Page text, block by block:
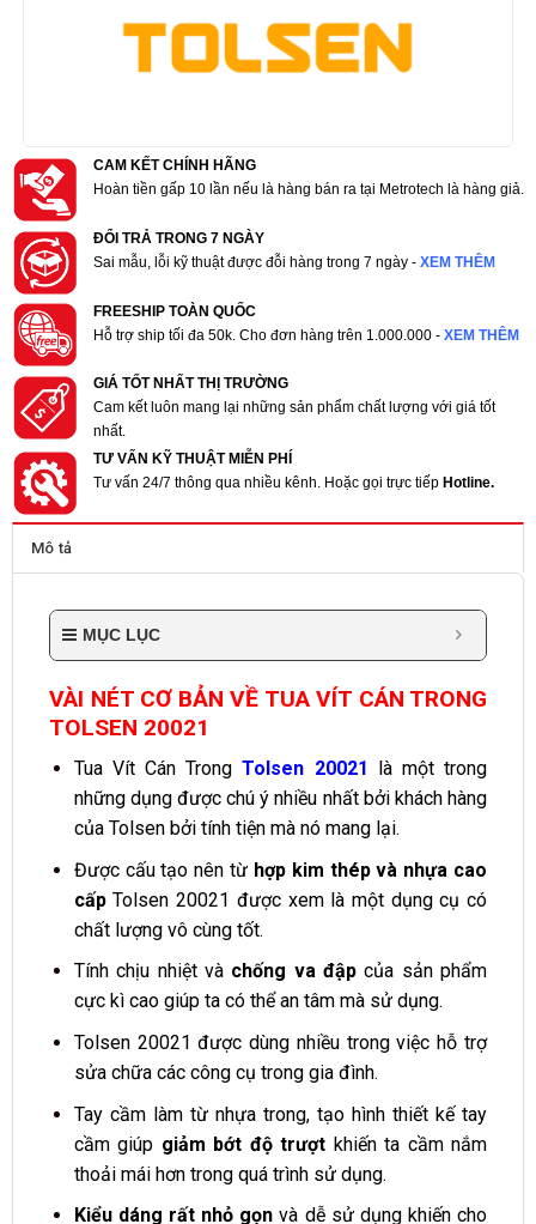
CAM KẾT CHÍNH HÃNG
Hoàn tiền gấp 10 lần nếu là hàng bán ra tại Metrotech là hàng giả.
ĐỔI TRẢ TRONG 7 NGÀY
Sai mẫu, lỗi kỹ thuật được đỗi hàng trong 7 ngày - XEM THÊM
FREESHIP TOÀN QUỐC
Hỗ trợ ship tối đa 50k. Cho đơn hàng trên 1.000.000 - XEM THÊM
GIÁ TỐT NHẤT THỊ TRƯỜNG
Cam kết luôn mang lại những sản phẩm chất lượng với giá tốt
nhất.
TƯ VẤN KỸ THUẬT MIỄN PHÍ
Tư vấn 24/7 thông qua nhiều kênh. Hoặc gọi trực tiếp Hotline.
Mô tả
MỤC LỤC
VÀI NÉT CƠ BẢN VỀ TUA VÍT CÁN TRONG
TOLSEN 20021
Tua Vít Cán Trong Tolsen 20021
là một trong
những dụng được chú ý nhiều nhất bởi khách hàng
của Tolsen bởi tính tiện mà nó mang lại.
Được cấu tạo nên từ hợp kim thép và nhựa cao
cấpTolsen 20021 được xem là một dụng cụ có
chất lượng vô cùng tốt.
Tính chịu nhiệt vàchống va đậpcủa sản phẩm
cực kì cao giúp ta có thể an tâm mà sử dụng.
Tolsen 20021 được dùng nhiều trong việc hỗ trợ
sửa chữa các công cụ trong gia đình.
Tay cầm làm từ nhựa trong, tạo hình thiết kế tay
cầm giúp giảm bớt độ trượt khiến ta cầm nắm
thoải mái hơn trong quá trình sử dụng.
Kiểu dáng rất nhỏ gọn và dễ sử dụng khiến cho